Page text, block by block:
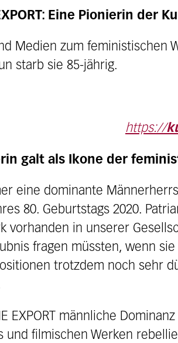
Eine Pionierin der
Medien zum feministischen
starb sie 85-jährig.
https://
galt als Ikone der
eine dominante
80. Geburtstags 2020.
vorhanden in unserer
fragen müssten, wenn
trotzdem noch sehr
EXPORT männliche
und filmischen Werken